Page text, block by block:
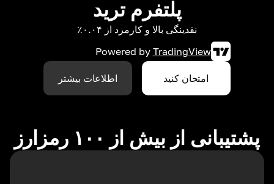
پلتفرم ترید
نقدینگی بالا و کارمزد از ۰.۰۴٪
Powered by TradingView
امتحان کنید اطلاعات بیشتر
پشتیبانی از بیش از ۱۰۰ رمزارز